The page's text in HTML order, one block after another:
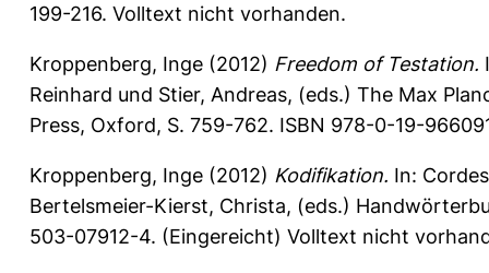
199-216. Volltext nicht vorhanden.
Kroppenberg, Inge (2012) Freedom of Testation.
Reinhard und Stier, Andreas, (eds.) The Max
Press, Oxford, S. 759-762. ISBN 978-0-19-
Kroppenberg, Inge (2012) Kodifikation. In:
Bertelsmeier-Kierst, Christa, (eds.)
503-07912-4. (Eingereicht) Volltext nicht